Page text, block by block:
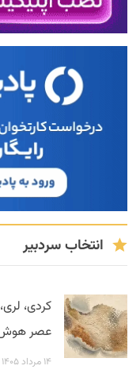
انتخاب سردبیر
کردی،
عصر هوش
۱۴ مرداد ۱۴۰۵